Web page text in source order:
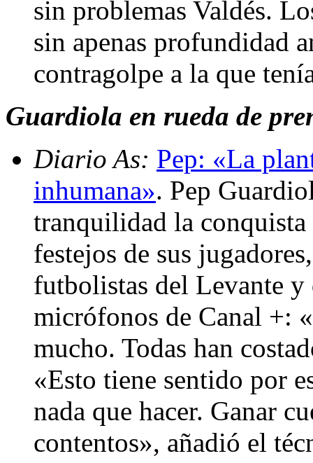
sin problemas Valdés.
sin apenas profundidad
contragolpe a la que
Guardiola en rueda de
Diario As: Pep: «La
inhumana». Pep
tranquilidad la
festejos de sus
futbolistas del Levante y
micrófonos de Canal +:
mucho. Todas han
«Esto tiene sentido por
nada que hacer. Ganar
contentos», añadió el